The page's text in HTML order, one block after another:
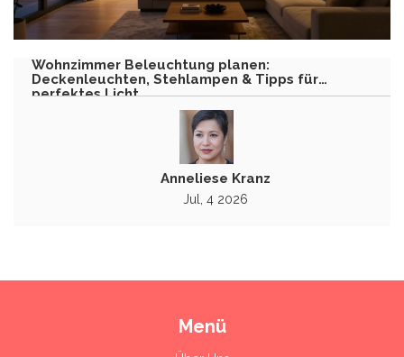
Wohnzimmer Beleuchtung planen:
Deckenleuchten, Stehlampen & Tipps für
perfektes Licht
Anneliese Kranz
Jul, 4 2026
Menü